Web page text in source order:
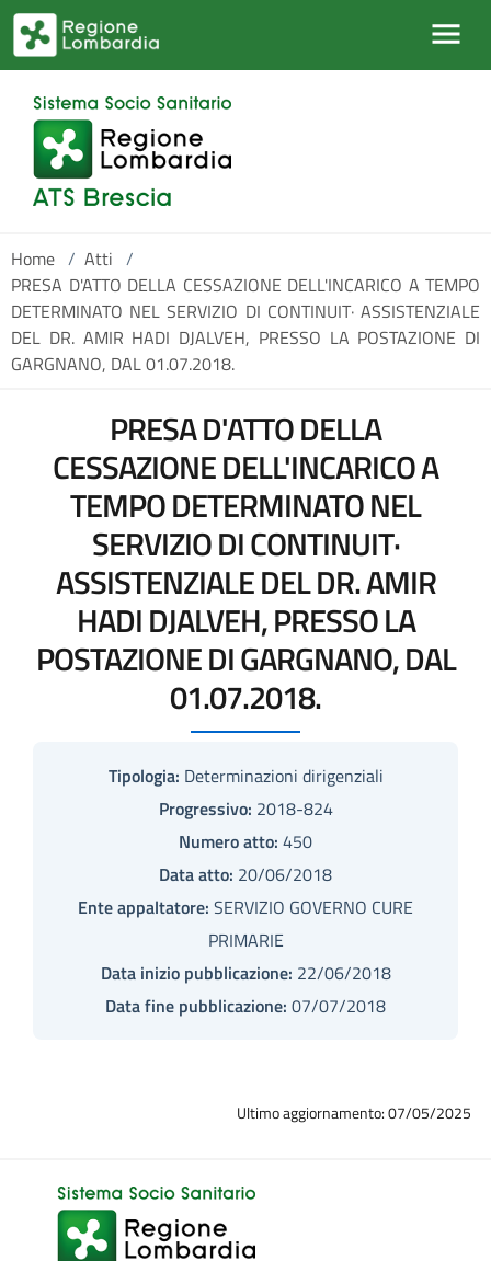
Salta al contenuto principale
Home / Atti /
PRESA D'ATTO DELLA CESSAZIONE DELL'INCARICO A TEMPO
DETERMINATO NEL SERVIZIO DI CONTINUIT· ASSISTENZIALE
DEL DR. AMIR HADI DJALVEH, PRESSO LA POSTAZIONE DI
GARGNANO, DAL 01.07.2018.
PRESA D'ATTO DELLA
CESSAZIONE DELL'INCARICO A
TEMPO DETERMINATO NEL
SERVIZIO DI CONTINUIT·
ASSISTENZIALE DEL DR. AMIR
HADI DJALVEH, PRESSO LA
POSTAZIONE DI GARGNANO, DAL
01.07.2018.
Tipologia: Determinazioni dirigenziali
Progressivo: 2018-824
Numero atto: 450
Data atto: 20/06/2018
Ente appaltatore: SERVIZIO GOVERNO CURE
PRIMARIE
Data inizio pubblicazione: 22/06/2018
Data fine pubblicazione: 07/07/2018
Ultimo aggiornamento: 07/05/2025